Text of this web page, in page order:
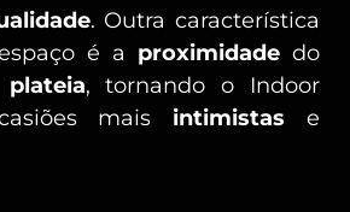
. Outra característica
é a proximidade do
plateia, tornando o Indoor
mais intimistas e